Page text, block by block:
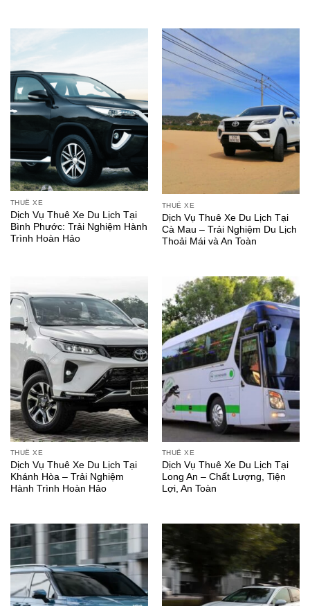
THUÊ XE
Dịch Vụ Thuê Xe Du Lịch Tại
Bình Phước: Trải Nghiệm Hành
Trình Hoàn Hảo
THUÊ XE
Dịch Vụ Thuê Xe Du Lịch Tại
Cà Mau – Trải Nghiệm Du Lịch
Thoải Mái và An Toàn
THUÊ XE
Dịch Vụ Thuê Xe Du Lịch Tại
Khánh Hòa – Trải Nghiệm
Hành Trình Hoàn Hảo
THUÊ XE
Dịch Vụ Thuê Xe Du Lịch Tại
Long An – Chất Lượng, Tiện
Lợi, An Toàn